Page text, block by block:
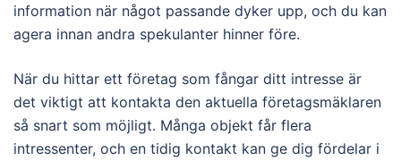
information när något passande dyker upp, och du kan
agera innan andra spekulanter hinner före.
När du hittar ett företag som fångar ditt intresse är
det viktigt att kontakta den aktuella företagsmäklaren
så snart som möjligt. Många objekt får flera
intressenter, och en tidig kontakt kan ge dig fördelar i